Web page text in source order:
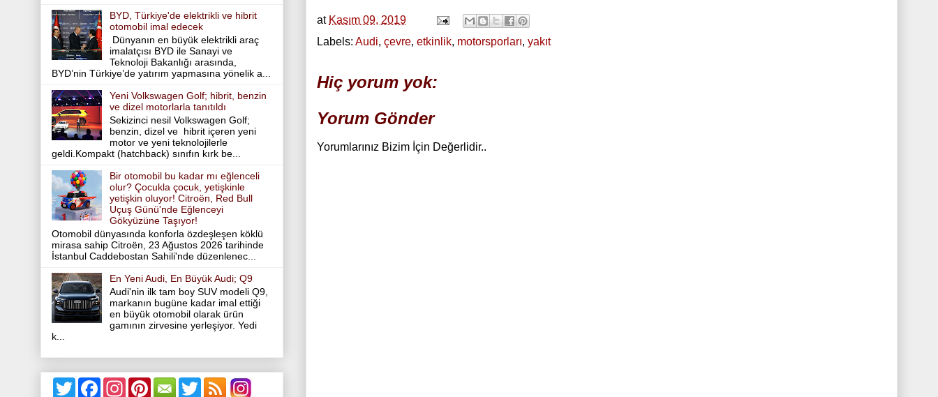
at Kasım 09, 2019
Labels: Audi, çevre, etkinlik, motorsporları, yakıt
Hiç yorum yok:
Yorum Gönder
Yorumlarınız Bizim İçin Değerlidir..
BYD, Türkiye'de elektrikli ve hibrit
otomobil imal edecek
Dünyanın en büyük elektrikli araç
imalatçısı BYD ile Sanayi ve
Teknoloji Bakanlığı arasında,
BYD’nin Türkiye’de yatırım yapmasına yönelik a...
Yeni Volkswagen Golf; hibrit, benzin
ve dizel motorlarla tanıtıldı
Sekizinci nesil Volkswagen Golf;
benzin, dizel ve hibrit içeren yeni
motor ve yeni teknolojilerle
geldi.Kompakt (hatchback) sınıfın kırk be...
Bir otomobil bu kadar mı eğlenceli
olur? Çocukla çocuk, yetişkinle
yetişkin oluyor! Citroën, Red Bull
Uçuş Günü'nde Eğlenceyi
Gökyüzüne Taşıyor!
Otomobil dünyasında konforla özdeşleşen köklü
mirasa sahip Citroën, 23 Ağustos 2026 tarihinde
İstanbul Caddebostan Sahili'nde düzenlenec...
En Yeni Audi, En Büyük Audi; Q9
Audi'nin ilk tam boy SUV modeli Q9,
markanın bugüne kadar imal ettiği
en büyük otomobil olarak ürün
gamının zirvesine yerleşiyor. Yedi
k...
T
w
F
P
T